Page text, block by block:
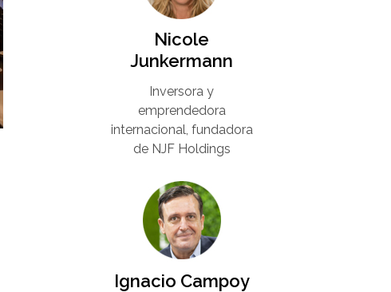
Nicole
Junkermann​
Inversora y
emprendedora
internacional, fundadora
de NJF Holdings
Ignacio Campoy​